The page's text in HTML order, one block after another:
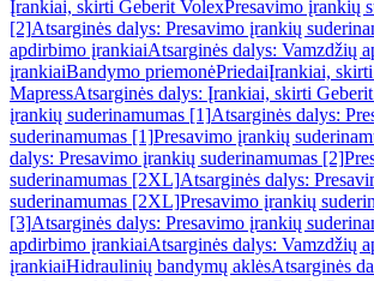
Įrankiai, skirti Geberit VolexPresavimo įrankių
[2]Atsarginės dalys: Presavimo įrankių
apdirbimo įrankiaiAtsarginės dalys: Vamzdžių
įrankiaiBandymo priemonėPriedaiĮrankiai,
MapressAtsarginės dalys: Įrankiai, skirti
įrankių suderinamumas [1]Atsarginės dalys:
suderinamumas [1]Presavimo įrankių
dalys: Presavimo įrankių suderinamumas [2]
suderinamumas [2XL]Atsarginės dalys:
suderinamumas [2XL]Presavimo įrankių
[3]Atsarginės dalys: Presavimo įrankių
apdirbimo įrankiaiAtsarginės dalys: Vamzdžių
įrankiaiHidraulinių bandymų aklėsAtsarginės